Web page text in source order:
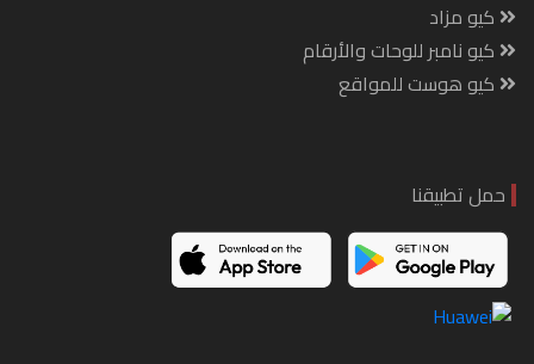
كيو مزاد
كيو نامبر للوحات والأرقام
كيو هوست للمواقع
حمل تطبيقنا